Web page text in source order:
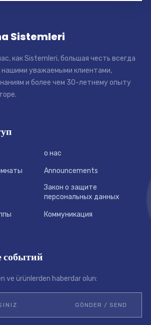
Sistemleri
как Sistemleri, большая честь всегда
нашими уважаемыми клиентами,
и более чем 30-летнему опыту
о нас
Announcements
Закон о защите
персональных данных
Коммуникация
событий
ve ürünlerden haberdar olun: